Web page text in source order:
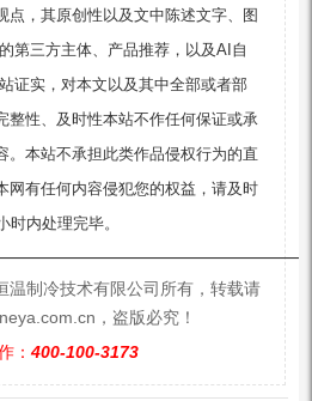
点，其原创性以及文中陈述文字、图
第三方主体、产品推荐，以及AI自
证实，对本文以及其中全部或者部
整性、及时性本站不作任何保证或承
。本站不承担此类作品侵权行为的直
网有任何内容侵犯您的权益，请及时
时内处理完毕。
温制冷技术有限公司所有，转载请
，盗版必究！
： 400-100-3173